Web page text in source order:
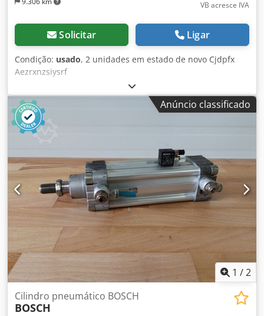
VB acresce IVA
Solicitar Ligar
Condição: usado, 2 unidades em estado de novo Cjdpfx
Aezrxnzsiysrf
Anúncio classificado
1 /2
Cilindro pneumático BOSCH
BOSCH